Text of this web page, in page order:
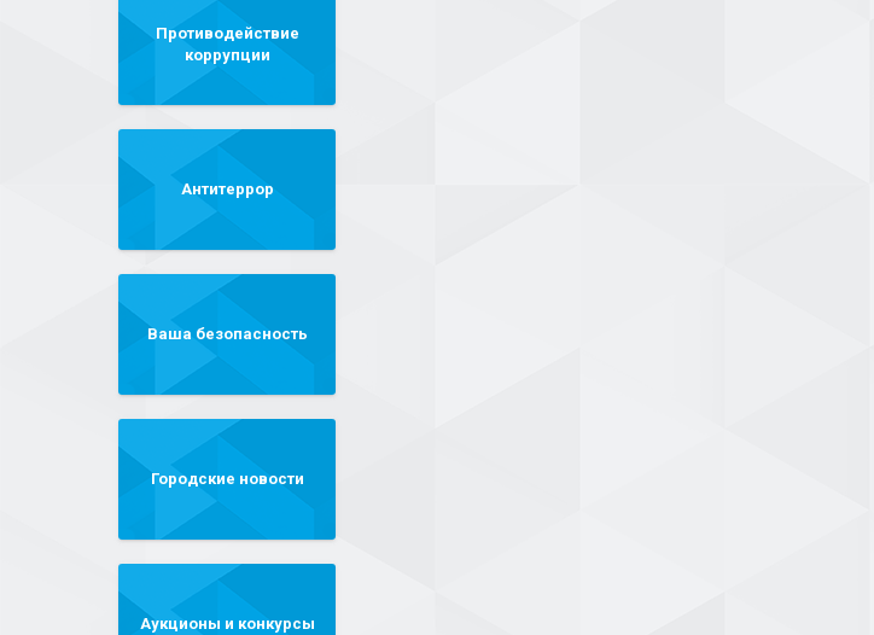
Противодействие
коррупции
Антитеррор
Ваша безопасность
Городские новости
Аукционы и конкурсы